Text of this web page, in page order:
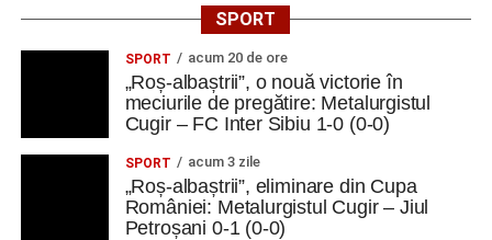
SPORT
SPORT acum 20 de ore
„Roș-albaștrii”, o nouă victorie în
meciurile de pregătire: Metalurgistul
Cugir – FC Inter Sibiu 1-0 (0-0)
SPORT acum 3 zile
„Roș-albaștrii”, eliminare din Cupa
României: Metalurgistul Cugir – Jiul
Petroșani 0-1 (0-0)